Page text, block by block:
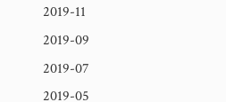
2019-11
2019-09
2019-07
2019-05